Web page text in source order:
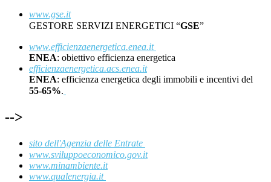
www.gse.it
GESTORE SERVIZI ENERGETICI “GSE”
www.efficienzaenergetica.enea.it
ENEA: obiettivo efficienza energetica
efficienzaenergetica.acs.enea.it
ENEA: efficienza energetica degli immobili e incentivi del
55-65%.
-->
sito dell'Agenzia delle Entrate
www.sviluppoeconomico.gov.it
www.minambiente.it
www.qualenergia.it